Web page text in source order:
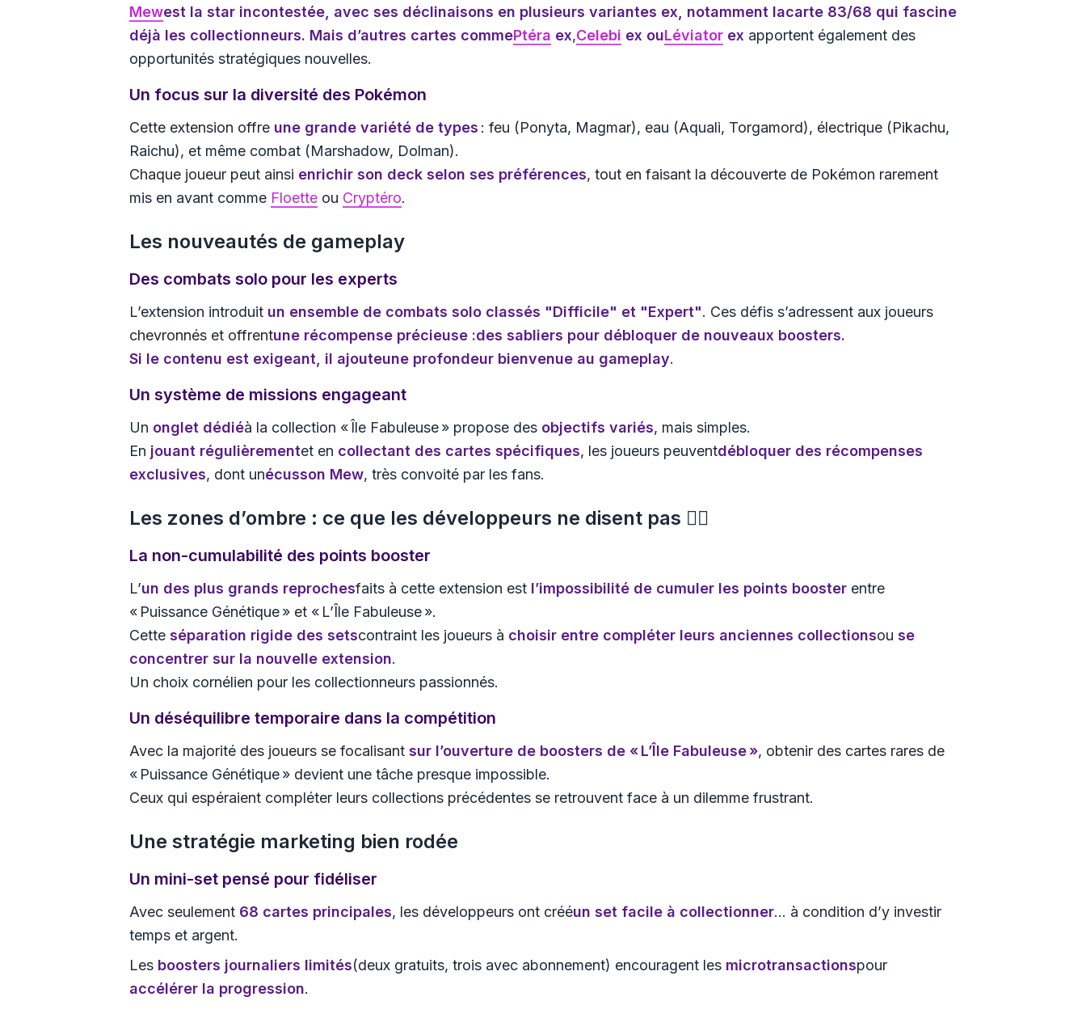
Mewest la star incontestée, avec ses déclinaisons en plusieurs variantes ex , notamment lacarte 83/68 qui fascine
déjà les collectionneurs. Mais d’autres cartes commePtéra ex,Celebi ex ouLéviator ex apportent également des
opportunités stratégiques nouvelles.
Un focus sur la diversité des Pokémon
Cette extension offre une grande variété de types : feu (Ponyta, Magmar), eau (Aquali, Torgamord), électrique (Pikachu,
Raichu), et même combat (Marshadow, Dolman).
Chaque joueur peut ainsi enrichir son deck selon ses préférences, tout en faisant la découverte de Pokémon rarement
mis en avant comme Floette ou Cryptéro.
Les nouveautés de gameplay
Des combats solo pour les experts
L’extension introduit un ensemble de combats solo classés "Difficile" et "Expert". Ces défis s’adressent aux joueurs
chevronnés et offrentune récompense précieuse :des sabliers pour débloquer de nouveaux boosters.
Si le contenu est exigeant , il ajouteune profondeur bienvenue au gameplay.
Un système de missions engageant
Un onglet dédiéà la collection « Île Fabuleuse » propose des objectifs variés, mais simples.
En jouant régulièrementet en collectant des cartes spécifiques, les joueurs peuventdébloquer des récompenses
exclusives, dont unécusson Mew, très convoité par les fans.
Les zones d’ombre : ce que les développeurs ne disent pas 😶‍🌫️
La non-cumulabilité des points booster
L’un des plus grands reprochesfaits à cette extension est l’impossibilité de cumuler les points booster entre
« Puissance Génétique » et « L’Île Fabuleuse ».
Cette séparation rigide des setscontraint les joueurs à choisir entre compléter leurs anciennes collectionsou se
concentrer sur la nouvelle extension.
Un choix cornélien pour les collectionneurs passionnés.
Un déséquilibre temporaire dans la compétition
Avec la majorité des joueurs se focalisant sur l’ouverture de boosters de « L’Île Fabuleuse », obtenir des cartes rares de
« Puissance Génétique » devient une tâche presque impossible.
Ceux qui espéraient compléter leurs collections précédentes se retrouvent face à un dilemme frustrant.
Une stratégie marketing bien rodée
Un mini-set pensé pour fidéliser
Avec seulement 68 cartes principales, les développeurs ont crééun set facile à collectionner… à condition d’y investir
temps et argent.
Les boosters journaliers limités(deux gratuits, trois avec abonnement) encouragent les microtransactionspour
accélérer la progression.